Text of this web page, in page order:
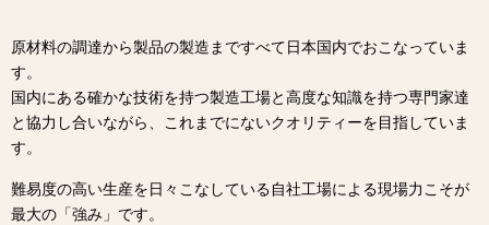
原材料の調達から製品の製造まですべて日本国内でおこなっていま
す。
国内にある確かな技術を持つ製造工場と高度な知識を持つ専門家達
と協力し合いながら、これまでにないクオリティーを目指していま
す。
難易度の高い生産を日々こなしている自社工場による現場力こそが
最大の「強み」です。